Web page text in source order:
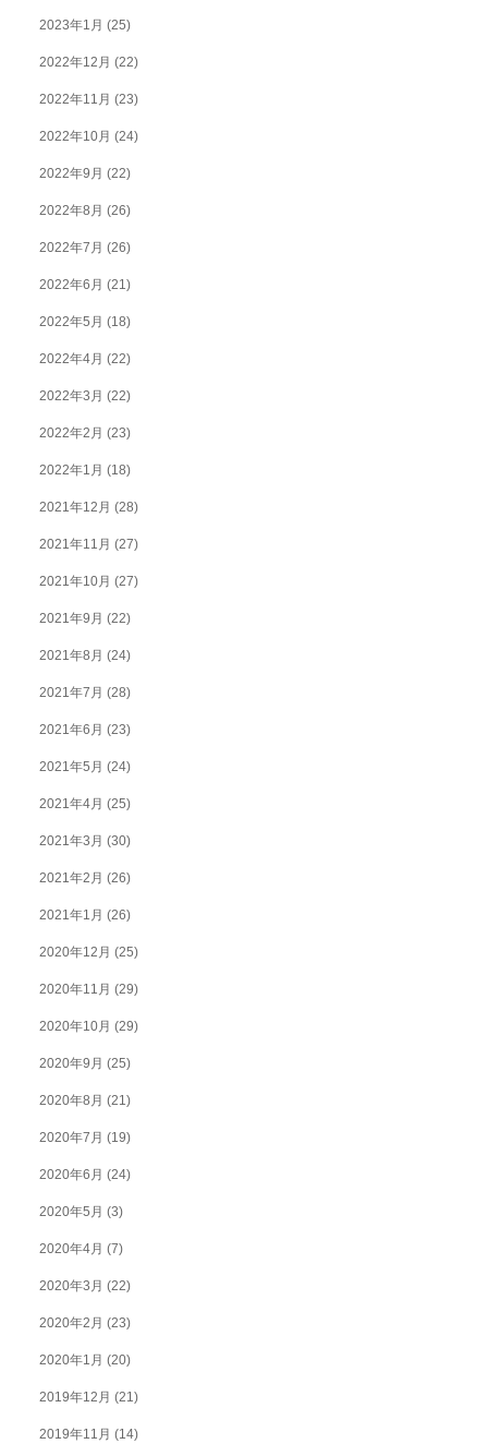
2023年1月 (25)
2022年12月 (22)
2022年11月 (23)
2022年10月 (24)
2022年9月 (22)
2022年8月 (26)
2022年7月 (26)
2022年6月 (21)
2022年5月 (18)
2022年4月 (22)
2022年3月 (22)
2022年2月 (23)
2022年1月 (18)
2021年12月 (28)
2021年11月 (27)
2021年10月 (27)
2021年9月 (22)
2021年8月 (24)
2021年7月 (28)
2021年6月 (23)
2021年5月 (24)
2021年4月 (25)
2021年3月 (30)
2021年2月 (26)
2021年1月 (26)
2020年12月 (25)
2020年11月 (29)
2020年10月 (29)
2020年9月 (25)
2020年8月 (21)
2020年7月 (19)
2020年6月 (24)
2020年5月 (3)
2020年4月 (7)
2020年3月 (22)
2020年2月 (23)
2020年1月 (20)
2019年12月 (21)
2019年11月 (14)